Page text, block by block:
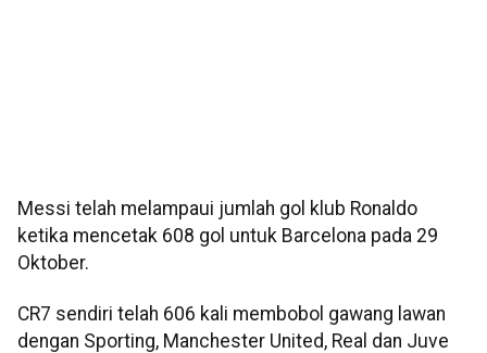
Messi telah melampaui jumlah gol klub Ronaldo
ketika mencetak 608 gol untuk Barcelona pada 29
Oktober.
CR7 sendiri telah 606 kali membobol gawang lawan
dengan Sporting, Manchester United, Real dan Juve